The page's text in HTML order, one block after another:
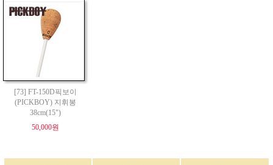
[73] FT-150D픽보이
(PICKBOY) 지휘봉
38cm(15")
50,000원